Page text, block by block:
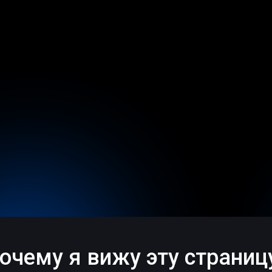
я вижу эту